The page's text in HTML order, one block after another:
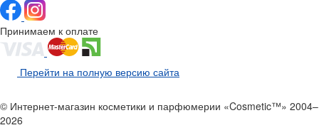
Принимаем к оплате
Перейти на полную версию сайта
© Интернет-магазин косметики и парфюмерии «Cosmetic™» 2004–
2026